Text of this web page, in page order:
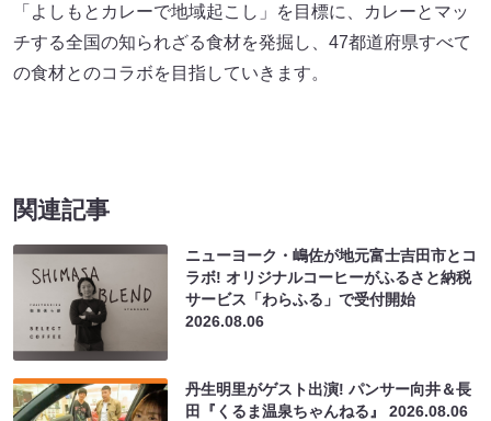
「よしもとカレーで地域起こし」を目標に、カレーとマッ
チする全国の知られざる食材を発掘し、47都道府県すべて
の食材とのコラボを目指していきます。
関連記事
ニューヨーク・嶋佐が地元富士吉田市とコ
ラボ! オリジナルコーヒーがふるさと納税
サービス「わらふる」で受付開始
2026.08.06
丹生明里がゲスト出演! パンサー向井＆長
田『くるま温泉ちゃんねる』2026.08.06